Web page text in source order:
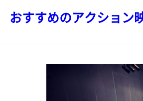
おすすめのアクショ